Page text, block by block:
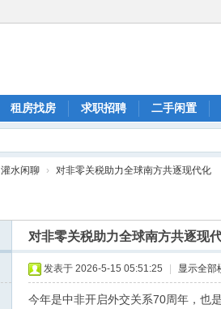
租房找房 求职招聘 二手闲置
灌水闲聊 › 对非零关税助力全球南方共逐现代化
对非零关税助力全球南方共逐现
发表于 2026-5-15 05:51:25 显示全部
今年是中非开启外交关系70周年，也